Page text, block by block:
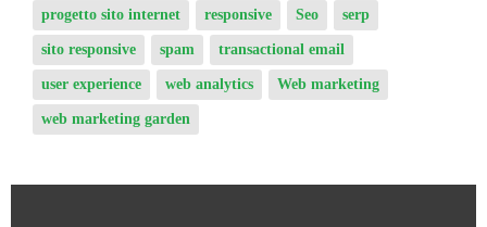
progetto sito internet responsive Seo serp
sito responsive spam transactional email
user experience web analytics Web marketing
web marketing garden